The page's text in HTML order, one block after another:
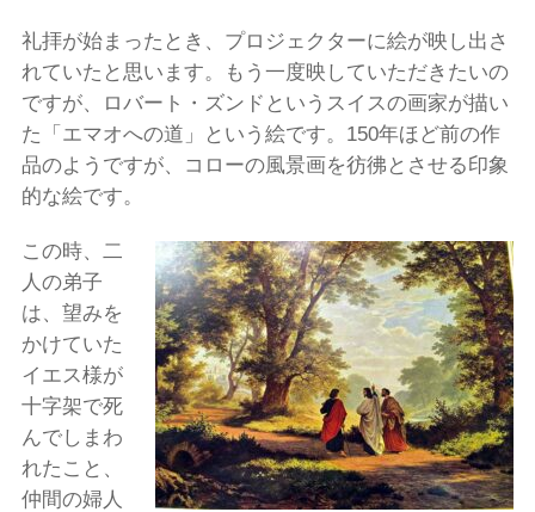
礼拝が始まったとき、プロジェクターに絵が映し出さ
れていたと思います。もう一度映していただきたいの
ですが、ロバート・ズンドというスイスの画家が描い
た「エマオへの道」という絵です。150年ほど前の作
品のようですが、コローの風景画を彷彿とさせる印象
的な絵です。
この時、二
人の弟子
は、望みを
かけていた
イエス様が
十字架で死
んでしまわ
れたこと、
仲間の婦人